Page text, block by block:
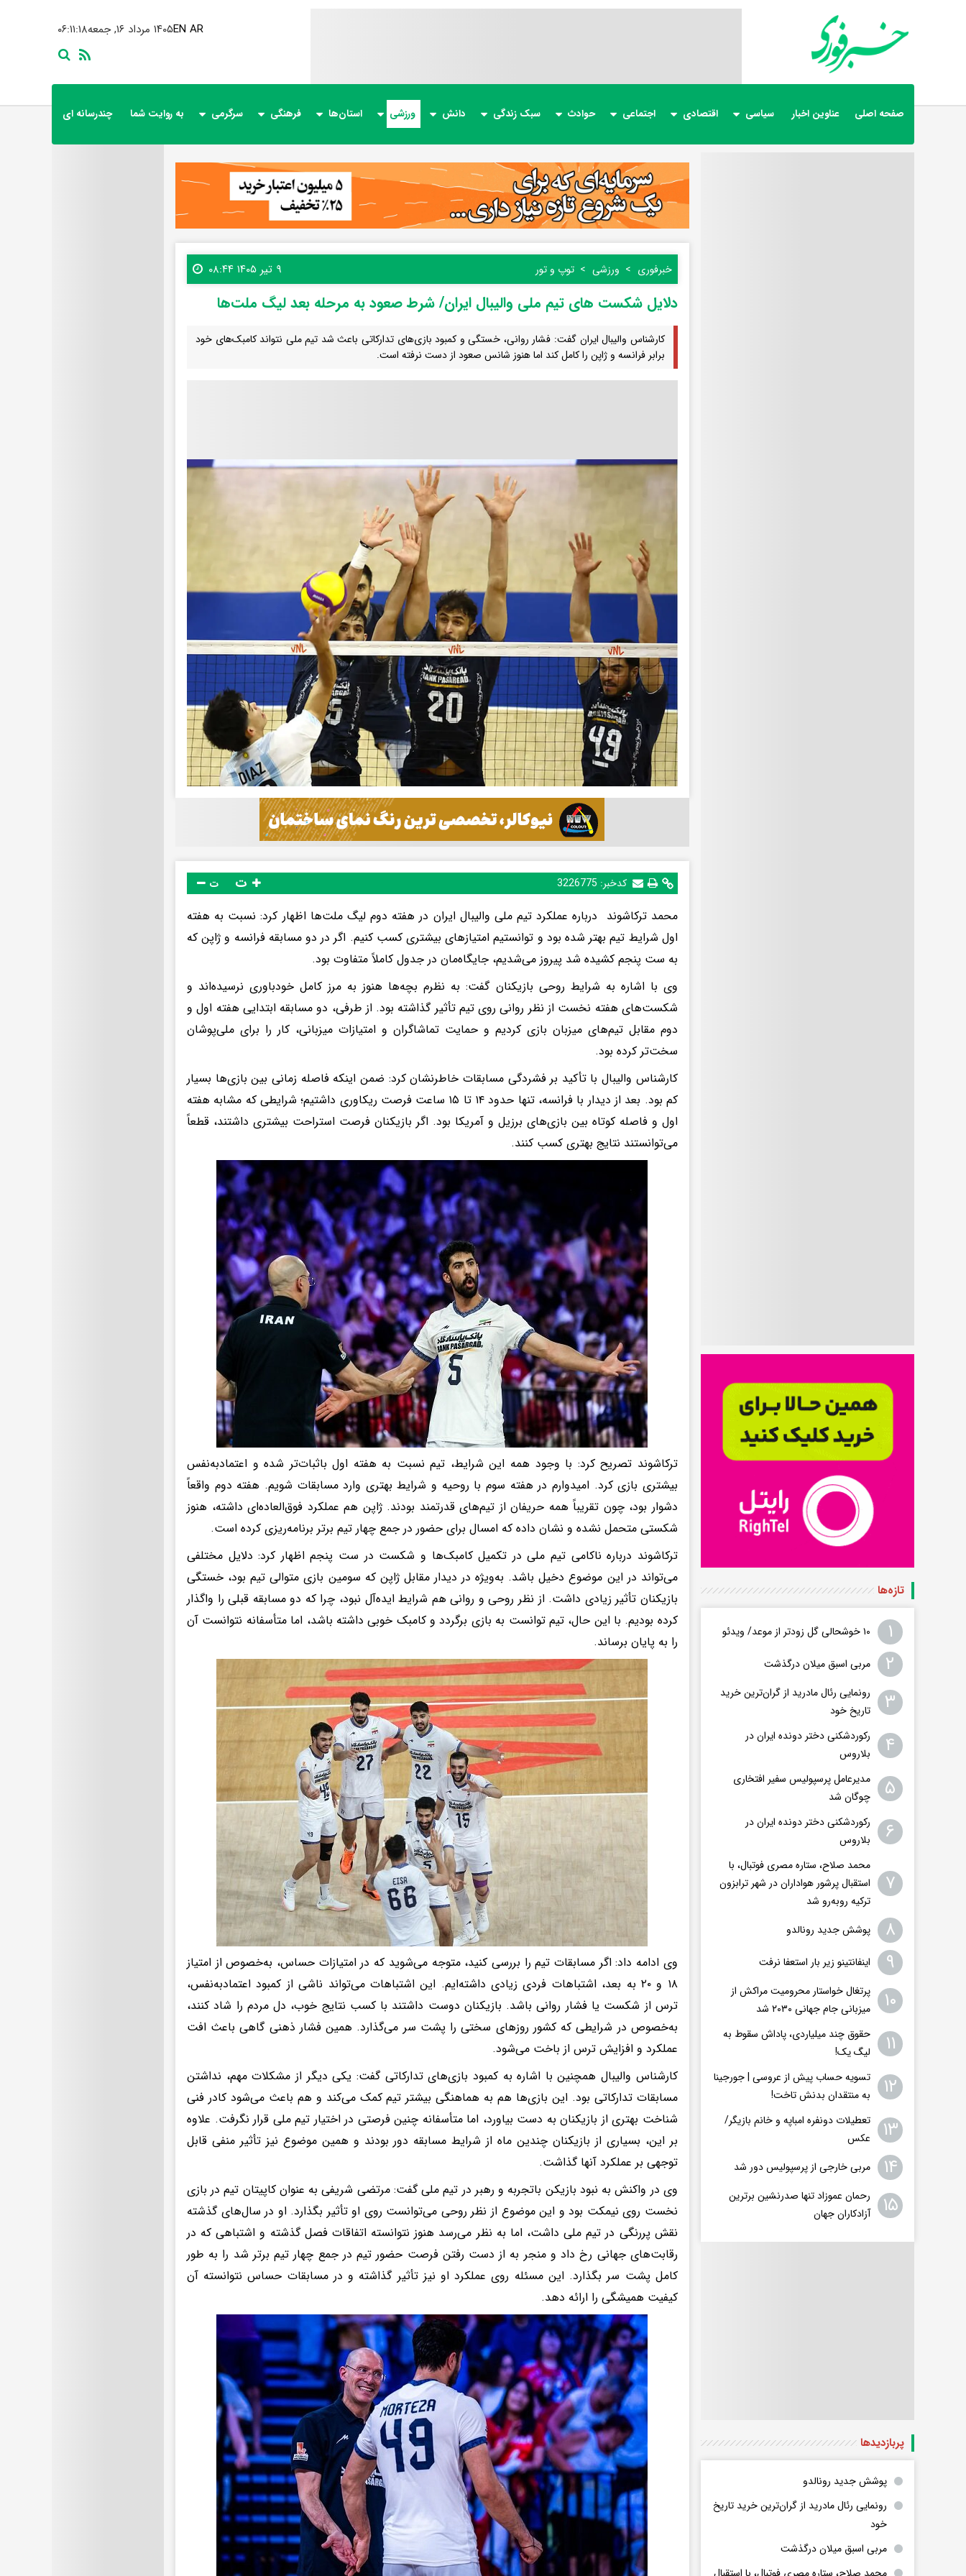
۰۶:۱۱:۲۰ ۱۴۰۵ مرداد ۱۶, جمعهEN AR
صفحه اصلی عناوین اخبار سیاسی اقتصادی اجتماعی حوادث سبک زندگی دانش ورزشی استان‌ها فرهنگی سرگرمی به روایت شما چندرسانه ای
خبرفوری ورزشی توپ و تور ۹ تیر ۱۴۰۵ ۰۸:۴۴
دلایل شکست های تیم ملی والیبال ایران/ شرط صعود به مرحله بعد لیگ ملت‌ها
کارشناس والیبال ایران گفت: فشار روانی، خستگی و کمبود بازی‌های تدارکاتی باعث شد تیم ملی نتواند کامبک‌های خود
برابر فرانسه و ژاپن را کامل کند اما هنوز شانس صعود از دست نرفته است.
کدخبر: 3226775 ت
محمد ترکاشوند درباره عملکرد تیم ملی والیبال ایران در هفته دوم لیگ ملت‌ها اظهار کرد: نسبت به هفته
اول شرایط تیم بهتر شده بود و توانستیم امتیازهای بیشتری کسب کنیم. اگر در دو مسابقه‌ فرانسه و ژاپن که
به ست پنجم کشیده شد پیروز می‌شدیم، جایگاه‌مان در جدول کاملاً متفاوت بود.
وی با اشاره به شرایط روحی بازیکنان گفت: به نظرم بچه‌ها هنوز به مرز کامل خودباوری نرسیده‌اند و
شکست‌های هفته نخست از نظر روانی روی تیم تأثیر گذاشته بود. از طرفی، دو مسابقه ابتدایی هفته اول و
دوم مقابل تیم‌های میزبان بازی کردیم و حمایت تماشاگران و امتیازات میزبانی، کار را برای ملی‌پوشان
سخت‌تر کرده بود.
کارشناس والیبال با تأکید بر فشردگی مسابقات خاطرنشان کرد: ضمن اینکه فاصله زمانی بین بازی‌ها بسیار
کم بود. بعد از دیدار با فرانسه، تنها حدود ۱۴ تا ۱۵ ساعت فرصت ریکاوری داشتیم؛ شرایطی که مشابه هفته
اول و فاصله کوتاه بین بازی‌های برزیل و آمریکا بود. اگر بازیکنان فرصت استراحت بیشتری داشتند، قطعاً
می‌توانستند نتایج بهتری کسب کنند.
ترکاشوند تصریح کرد: با وجود همه این شرایط، تیم نسبت به هفته اول باثبات‌تر شده و اعتمادبه‌نفس
بیشتری بازی کرد. امیدوارم در هفته سوم با روحیه و شرایط بهتری وارد مسابقات شویم. هفته دوم واقعاً
دشوار بود، چون تقریباً همه حریفان از تیم‌های قدرتمند بودند. ژاپن هم عملکرد فوق‌العاده‌ای داشته، هنوز
شکستی متحمل نشده و نشان داده که امسال برای حضور در جمع چهار تیم برتر برنامه‌ریزی کرده است.
ترکاشوند درباره ناکامی تیم ملی در تکمیل کامبک‌ها و شکست در ست پنجم اظهار کرد: دلایل مختلفی
می‌تواند در این موضوع دخیل باشد. به‌ویژه در دیدار مقابل ژاپن که سومین بازی متوالی تیم بود، خستگی
بازیکنان تأثیر زیادی داشت. از نظر روحی و روانی هم شرایط ایده‌آل نبود، چرا که دو مسابقه قبلی را واگذار
کرده بودیم. با این حال، تیم توانست به بازی برگردد و کامبک خوبی داشته باشد، اما متأسفانه نتوانست آن
را به پایان برساند.
وی ادامه داد: اگر مسابقات تیم را بررسی کنید، متوجه می‌شوید که در امتیازات حساس، به‌خصوص از امتیاز
۱۸ و ۲۰ به بعد، اشتباهات فردی زیادی داشته‌ایم. این اشتباهات می‌تواند ناشی از کمبود اعتمادبه‌نفس،
ترس از شکست یا فشار روانی باشد. بازیکنان دوست داشتند با کسب نتایج خوب، دل مردم را شاد کنند،
به‌خصوص در شرایطی که کشور روزهای سختی را پشت سر می‌گذارد. همین فشار ذهنی گاهی باعث افت
عملکرد و افزایش ترس از باخت می‌شود.
کارشناس والیبال همچنین با اشاره به کمبود بازی‌های تدارکاتی گفت: یکی دیگر از مشکلات مهم، نداشتن
مسابقات تدارکاتی بود. این بازی‌ها هم به هماهنگی بیشتر تیم کمک می‌کند و هم باعث می‌شود کادر فنی
شناخت بهتری از بازیکنان به دست بیاورد، اما متأسفانه چنین فرصتی در اختیار تیم ملی قرار نگرفت. علاوه
بر این، بسیاری از بازیکنان چندین ماه از شرایط مسابقه دور بودند و همین موضوع نیز تأثیر منفی قابل
توجهی بر عملکرد آنها گذاشت.
وی در واکنش به نبود بازیکن باتجربه و رهبر در تیم ملی گفت: مرتضی شریفی به عنوان کاپیتان تیم در بازی
نخست روی نیمکت بود و این موضوع از نظر روحی می‌توانست روی او تأثیر بگذارد. او در سال‌های گذشته
نقش پررنگی در تیم ملی داشت، اما به نظر می‌رسد هنوز نتوانسته اتفاقات فصل گذشته و اشتباهی که در
رقابت‌های جهانی رخ داد و منجر به از دست رفتن فرصت حضور تیم در جمع چهار تیم برتر شد را به طور
کامل پشت سر بگذارد. این مسئله روی عملکرد او نیز تأثیر گذاشته و در مسابقات حساس نتوانسته آن
کیفیت همیشگی را ارائه دهد.
تازه‌ها
۱ ۱۰ خوشحالی گل زودتر از موعد/ ویدئو
۲ مربی اسبق میلان درگذشت
۳
رونمایی رئال مادرید از گران‌ترین خرید
تاریخ خود
۴
رکوردشکنی دختر دونده ایران در
بلاروس
۵
مدیرعامل پرسپولیس سفیر افتخاری
چوگان شد
۶
رکوردشکنی دختر دونده ایران در
بلاروس
۷
محمد صلاح، ستاره مصری فوتبال، با
استقبال پرشور هواداران در شهر ترابزون
ترکیه روبه‌رو شد
۸ پوشش جدید رونالدو
۹ اینفانتینو زیر بار استعفا نرفت
۱۰
پرتغال خواستار محرومیت مراکش از
میزبانی جام جهانی ۲۰۳۰ شد
۱۱
حقوق چند میلیاردی، پاداش سقوط به
لیگ یک!
۱۲
تسویه حساب پیش از عروسی | جورجینا
به منتقدان بدنش تاخت!
۱۳
تعطیلات دونفره امباپه و خانم بازیگر/
عکس
۱۴ مربی خارجی از پرسپولیس دور شد
۱۵
رحمان عموزاد تنها صدرنشین برترین
آزادکاران جهان
پربازدید‌ها
پوشش جدید رونالدو
رونمایی رئال مادرید از گران‌ترین خرید تاریخ
خود
مربی اسبق میلان درگذشت